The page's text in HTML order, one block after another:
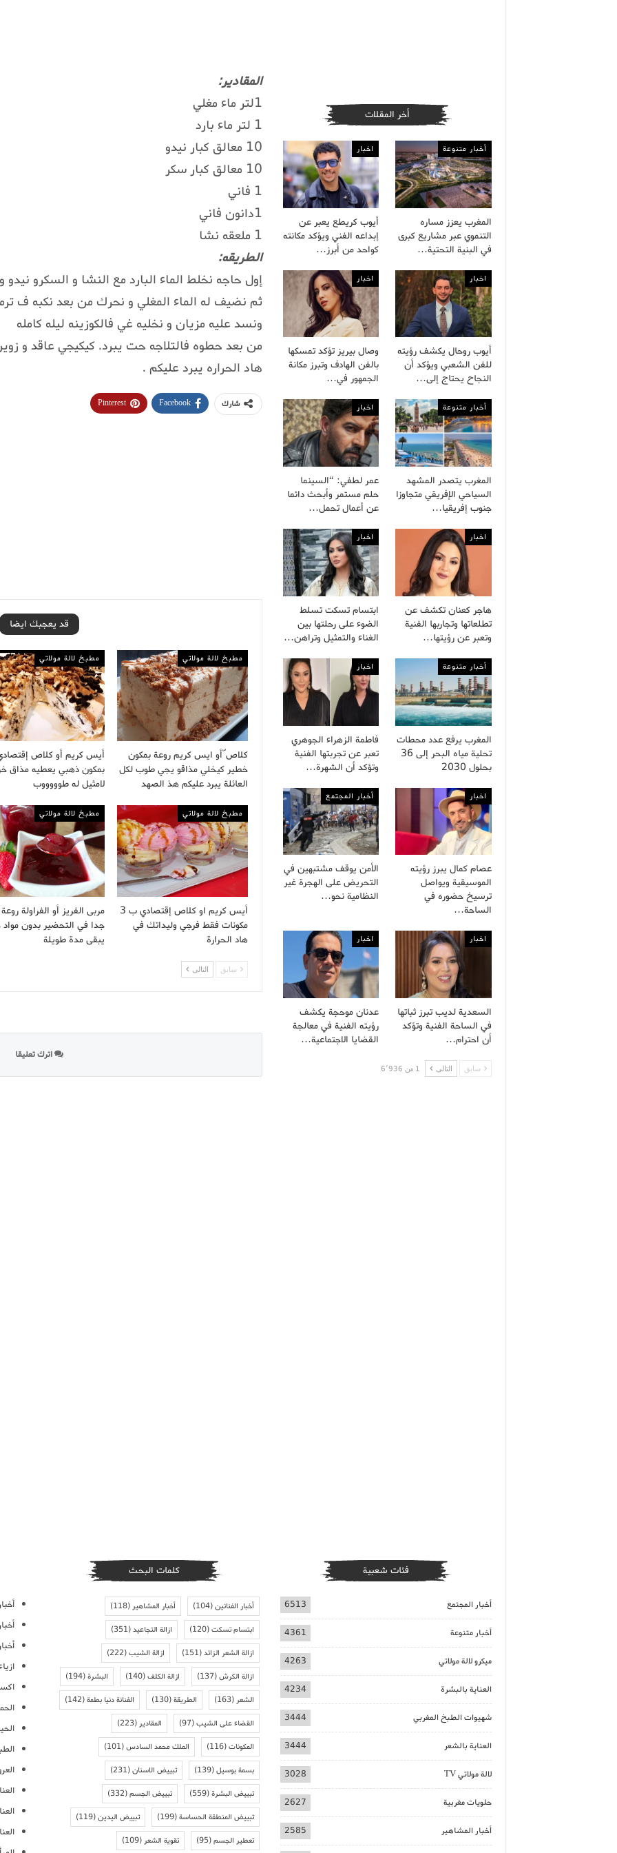
المقادير:
1لتر ماء مغلي
1 لتر ماء بارد
10 معالق كبار نيدو
10 معالق كبار سكر
1 فاني
1دانون فاني
1 ملعقه نشا
الطريقه:
إول حاجه نخلط الماء البارد مع النشا و السكرو نيدو
ثم نضيف له الماء المغلي و نحرك من‎ بعد نكبه ف ترموس ‎
ونسد عليه مزيان و نخليه غي فالكوزينه ليله كامله
من بعد حطوه فالتلاجه حت يبرد. كيكيجي عاقد و
هاد الحراره يبرد عليكم .
شارك Facebook
Pinterest
قد يعجبك ايضا
مطبخ لالة مولاتي
كلاص ّأو ايس كريم روعة بمكون
خطير كيخلي مذاقو يجي طوب لكل
العائلة يبرد عليكم هذ الصهد
مطبخ لالة مولاتي
أيس كريم أو كلاص
بمكون ذهبي يعطيه مذاق
لامثيل له طوووووب
مطبخ لالة مولاتي
أيس كريم او كلاص إقتصادي ب 3
مكونات فقط فرجي وليداتك في
هاد الحرارة
مطبخ لالة مولاتي
مربى الفريز أو الفراولة
جدا في التحضير بدون
يبقى مدة طويلة
سابق التالى
اترك تعليقا
أخر المقلات
أخبار متنوعة
المغرب يعزز مساره
التنموي عبر مشاريع كبرى
في البنية التحتية…
اخبار
أيوب كريطع يعبر عن
إبداعه الفني ويؤكد مكانته
كواحد من أبرز…
اخبار
أيوب روحال يكشف رؤيته
للفن الشعبي ويؤكد أن
النجاح يحتاج إلى…
اخبار
وصال بيريز تؤكد تمسكها
بالفن الهادف وتبرز مكانة
الجمهور في…
أخبار متنوعة
المغرب يتصدر المشهد
السياحي الإفريقي متجاوزا
جنوب إفريقيا…
اخبار
عمر لطفي: “السينما
حلم مستمر وأبحث دائما
عن أعمال تحمل…
اخبار
هاجر كعنان تكشف عن
تطلعاتها وتجاربها الفنية
وتعبر عن رؤيتها…
اخبار
ابتسام تسكت تسلط
الضوء على رحلتها بين
الغناء والتمثيل وتراهن…
أخبار متنوعة
المغرب يرفع عدد محطات
تحلية مياه البحر إلى 36
بحلول 2030
اخبار
فاطمة الزهراء الجوهري
تعبر عن تجربتها الفنية
وتؤكد أن الشهرة…
اخبار
عصام كمال يبرز رؤيته
الموسيقية ويواصل
ترسيخ حضوره في
الساحة…
أخبار المجتمع
الأمن يوقف مشتبهين في
التحريض على الهجرة غير
النظامية نحو…
اخبار
السعدية لديب تبرز ثباتها
في الساحة الفنية وتؤكد
أن احترام…
اخبار
عدنان موحجة يكشف
رؤيته الفنية في معالجة
القضايا الاجتماعية…
سابق التالى 1 من 6٬936
فئات شعبية
أخبار المجتمع 6513
أخبار متنوعة 4361
ميكرو لالة مولاتي 4263
العناية بالبشرة 4234
شهيوات الطبخ المغربي 3444
العناية بالشعر 3444
لالة مولاتي TV 3028
حلويات مغربية 2627
أخبار المشاهير 2585
كلمات البحث
أخبار الفنانين(104) أخبار المشاهير(118)
ابتسام تسكت(120) ازالة التجاعيد(351)
ازالة الشعر الزائد(151) ازالة الشيب(222)
ازالة الكرش(137) ازالة الكلف(140) البشرة(194)
الشعر(163) الطريقة(130) الفنانة دنيا بطمة(142)
القضاء على الشيب(97) المقادير(223)
المكونات(116) الملك محمد السادس(101)
بسمة بوسيل(139) تبييض الاسنان(231)
تبييض البشرة(559) تبييض الجسم(332)
تبييض المنطقة الحساسة(199) تبييض اليدين(119)
تعطير الجسم(95) تقوية الشعر(109)